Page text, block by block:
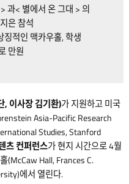
과< 별에서 온 그대 > 의
은 참석
적인 맥카우홀, 학생
만원
, 이사장 김기환)가 지원하고 미국
Asia-Pacific Research
Studies, Stanford
츠 컨퍼런스가 현지 시간으로 4월
(McCaw Hall, Frances C.
에서 열린다.